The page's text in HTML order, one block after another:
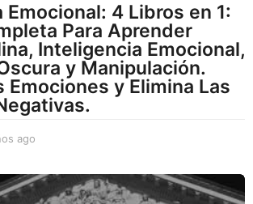
4 Libros en 1:
Para Aprender
Inteligencia Emocional,
y Manipulación.
Emociones y Elimina Las
ago
o
s